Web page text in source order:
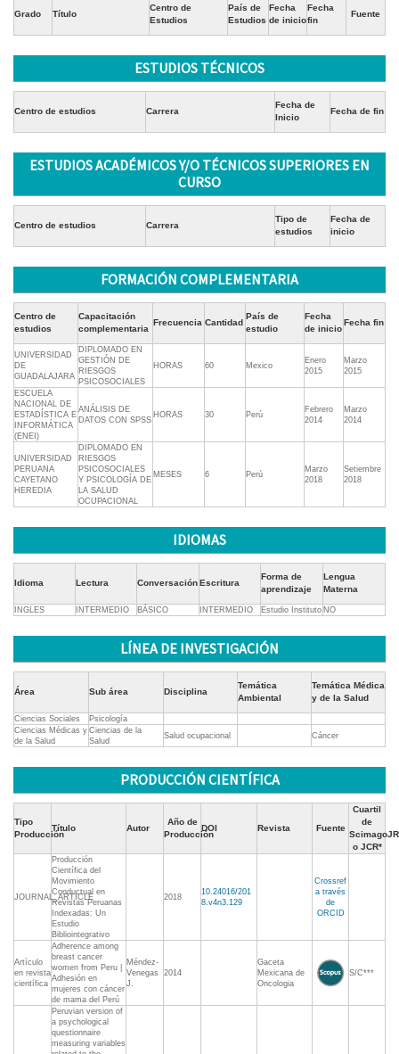
Grado Título
Centro de
Estudios
País de
Estudios
Fecha
de inicio
Fecha
fin
Fuente
ESTUDIOS TÉCNICOS
Centro de estudios Carrera
Fecha de
Inicio
Fecha de fin
ESTUDIOS ACADÉMICOS Y/O TÉCNICOS SUPERIORES EN
CURSO
Centro de estudios Carrera
Tipo de
estudios
Fecha de
inicio
FORMACIÓN COMPLEMENTARIA
Centro de
estudios
Capacitación
complementaria
Frecuencia Cantidad
País de
estudio
Fecha
de inicio
Fecha fin
UNIVERSIDAD
DE
GUADALAJARA
DIPLOMADO EN
GESTIÓN DE
RIESGOS
PSICOSOCIALES
HORAS 60 Mexico
Enero
2015
Marzo
2015
ESCUELA
NACIONAL DE
ESTADÍSTICA E
INFORMÁTICA
(ENEI)
ANÁLISIS DE
DATOS CON SPSS
HORAS 30 Perú
Febrero
2014
Marzo
2014
UNIVERSIDAD
PERUANA
CAYETANO
HEREDIA
DIPLOMADO EN
RIESGOS
PSICOSOCIALES
Y PSICOLOGÍA DE
LA SALUD
OCUPACIONAL
MESES 6 Perú
Marzo
2018
Setiembre
2018
IDIOMAS
Idioma Lectura ConversaciónEscritura
Forma de
aprendizaje
Lengua
Materna
INGLES INTERMEDIO BÁSICO INTERMEDIO Estudio Instituto NO
LÍNEA DE INVESTIGACIÓN
Área Sub área Disciplina
Temática
Ambiental
Temática Médica
y de la Salud
Ciencias Sociales
Psicología
Ciencias Médicas y
de la Salud
Ciencias de la
Salud
Salud ocupacional Cáncer
PRODUCCIÓN CIENTÍFICA
Tipo
Producción
Título Autor
Año de
Producción
DOI Revista Fuente
Cuartil
de
ScimagoJR
o JCR*
JOURNAL_ARTICLE
Producción
Científica del
Movimiento
Conductual en
Revistas Peruanas
Indexadas: Un
Estudio
Bibliointegrativo
2018
10.24016/201
8.v4n3.129
Crossref
a través
de
ORCID
Artículo
en revista
científica
Adherence among
breast cancer
women from Peru |
Adhesión en
mujeres con cáncer
de mama del Perú
Méndez-
Venegas
J.
2014
Gaceta
Mexicana de
Oncologia
S/C***
Peruvian version of
a psychological
questionnaire
measuring variables